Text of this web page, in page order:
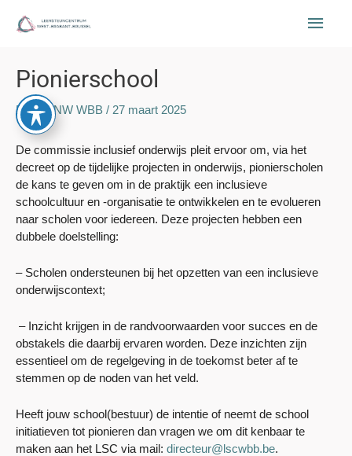
naar
Pionierschool
DoorONW WBB / 27 maart 2025
De commissie inclusief onderwijs pleit ervoor om, via het
decreet op de tijdelijke projecten in onderwijs, pionierscholen
de kans te geven om in de praktijk een inclusieve
schoolcultuur en -organisatie te ontwikkelen en te evolueren
naar scholen voor iedereen. Deze projecten hebben een
dubbele doelstelling:
– Scholen ondersteunen bij het opzetten van een inclusieve
onderwijscontext;
– Inzicht krijgen in de randvoorwaarden voor succes en de
obstakels die daarbij ervaren worden. Deze inzichten zijn
essentieel om de regelgeving in de toekomst beter af te
stemmen op de noden van het veld.
Heeft jouw school(bestuur) de intentie of neemt de school
initiatieven tot pionieren dan vragen we om dit kenbaar te
maken aan het LSC via mail: directeur@lscwbb.be.
navigatie